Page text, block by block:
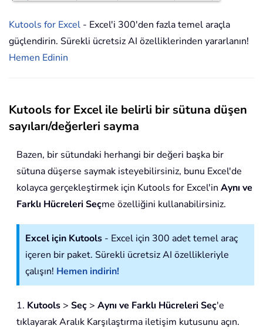
Kutools for Excel - Excel'i 300'den fazla temel araçla
güçlendirin. Sürekli ücretsiz AI özelliklerinden yararlanın!
Hemen Edinin
Kutools for Excel ile belirli bir sütuna düşen
sayıları/değerleri sayma
Bazen, bir sütundaki herhangi bir değeri başka bir
sütuna düşerse saymak isteyebilirsiniz, bunu Excel'de
kolayca gerçekleştirmek için Kutools for Excel'in Aynı ve
Farklı Hücreleri Seçme özelliğini kullanabilirsiniz.
Excel için Kutools - Excel için 300 adet temel araç
içeren bir paket. Sürekli ücretsiz AI özellikleriyle
çalışın! Hemen indirin!
1. Kutools > Seç > Aynı ve Farklı Hücreleri Seç'e
tıklayarak Aralık Karşılaştırma iletişim kutusunu açın.